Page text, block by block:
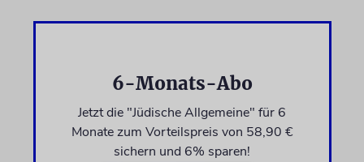
6-Monats-Abo
Jetzt die "Jüdische Allgemeine" für 6
Monate zum Vorteilspreis von 58,90 €
sichern und 6% sparen!